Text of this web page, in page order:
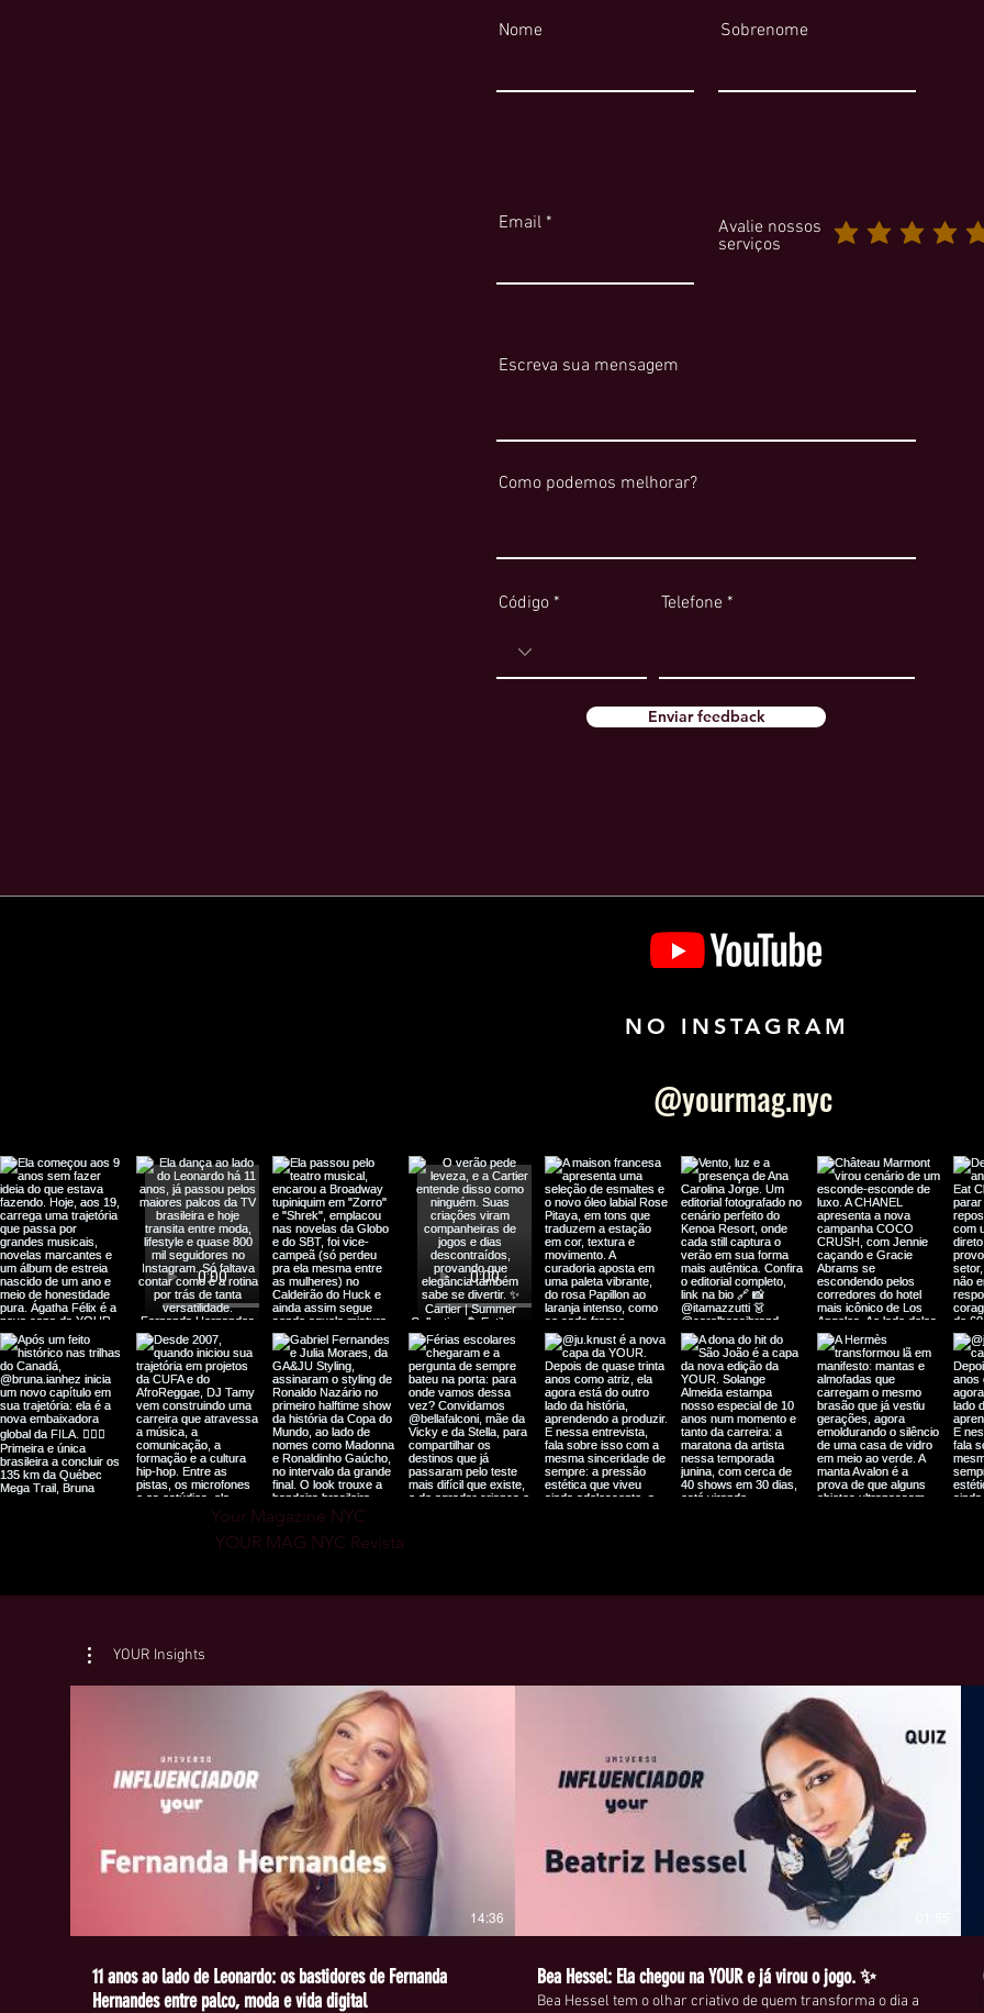
Nome Sobrenome
Email
Avalie nossos
serviços
Escreva sua mensagem
Como podemos melhorar?
Código Telefone
Enviar feedback
NO INSTAGRAM
@yourmag.nyc
Your Magazine NYC
YOUR MAG NYC Revista
YOUR Insights
14:36
11 anos ao lado de Leonardo: os bastidores de Fernanda
Hernandes entre palco, moda e vida digital
Bea Hessel: Ela chegou na YOUR e já virou o jogo. ✨
Bea Hessel tem o olhar criativo de quem transforma o dia a